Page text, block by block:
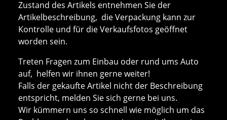
Zustand des Artikels entnehmen Sie der
Artikelbeschreibung, die Verpackung kann zur
Kontrolle und für die Verkaufsfotos geöffnet
worden sein.
Treten Fragen zum Einbau oder rund ums Auto
auf, helfen wir ihnen gerne weiter!
Falls der gekaufte Artikel nicht der Beschreibung
entspricht, melden Sie sich gerne bei uns.
Wir kümmern uns so schnell wie möglich um das